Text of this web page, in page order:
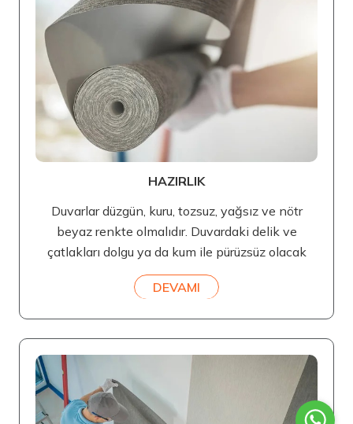
HAZIRLIK
Duvarlar düzgün, kuru, tozsuz, yağsız ve nötr
beyaz renkte olmalıdır. Duvardaki delik ve
çatlakları dolgu ya da kum ile pürüzsüz olacak
DEVAMI